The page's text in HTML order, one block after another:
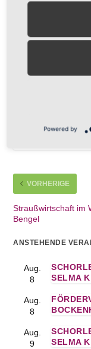
VORHERIGE
Straußwirtschaft im
Bengel
ANSTEHENDE
Aug.
8
SELMA
Aug.
8
Aug.
9
SELMA
Powered by